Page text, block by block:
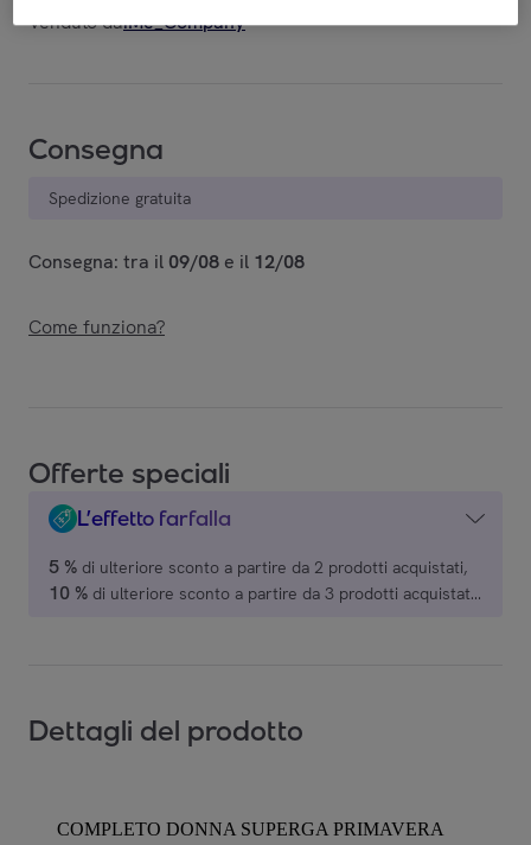
Venduto daiMe_Company
Consegna
Spedizione gratuita
Consegna: tra il 09/08 e il 12/08
Come funziona?
Offerte speciali
L’effetto farfalla
5 % di ulteriore sconto a partire da 2 prodotti acquistati,
10 % di ulteriore sconto a partire da 3 prodotti acquistati,
Dettagli del prodotto
COMPLETO DONNA SUPERGA PRIMAVERA